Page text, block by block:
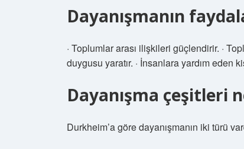
Dayanışmanın
· Toplumlar arası ilişkileri güçlendirir. ·
duygusu yaratır. · İnsanlara yardım eden
Dayanışma çeşitleri
Durkheim’a göre dayanışmanın iki türü